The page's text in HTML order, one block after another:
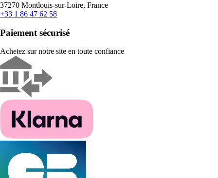
37270 Montlouis-sur-Loire, France
+33 1 86 47 62 58
Paiement sécurisé
Achetez sur notre site en toute confiance